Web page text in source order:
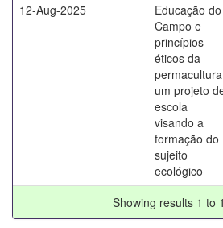
12-Aug-2025
Educação do
Campo e
princípios
éticos da
um projeto
escola
visando a
formação do
sujeito
ecológico
Showing results 1 to